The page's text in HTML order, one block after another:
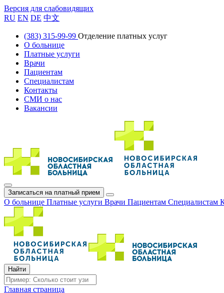
Версия для слабовидящих
RU EN DE 中文
(383) 315-99-99 Отделение платных услуг
О больнице
Платные услуги
Врачи
Пациентам
Специалистам
Контакты
СМИ о нас
Вакансии
Записаться на платный прием
О больнице Платные услуги Врачи Пациентам Специалистам
Главная страница